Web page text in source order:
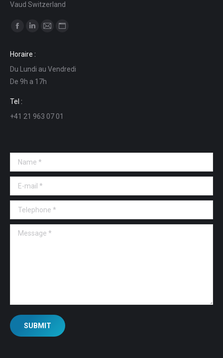
Vaud Switzerland
Find us on:
opens
in
new
window
opens
in
new
in
in
Horaire :
Du Lundi au Vendredi
De 9h a 17h
Tel :
+41 21 963 07 01
Name *
E-mail *
Telephone *
Message *
SUBMIT